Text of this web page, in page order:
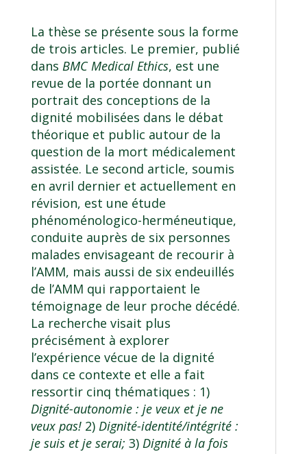
La thèse se présente sous la forme
de trois articles. Le premier, publié
dans BMC Medical Ethics, est une
revue de la portée donnant un
portrait des conceptions de la
dignité mobilisées dans le débat
théorique et public autour de la
question de la mort médicalement
assistée. Le second article, soumis
en avril dernier et actuellement en
révision, est une étude
phénoménologico-herméneutique,
conduite auprès de six personnes
malades envisageant de recourir à
l’AMM, mais aussi de six endeuillés
de l’AMM qui rapportaient le
témoignage de leur proche décédé.
La recherche visait plus
précisément à explorer
l’expérience vécue de la dignité
dans ce contexte et elle a fait
ressortir cinq thématiques : 1)
Dignité-autonomie : je veux et je ne
veux pas!2) Dignité-identité/intégrité :
je suis et je serai; 3) Dignité à la fois